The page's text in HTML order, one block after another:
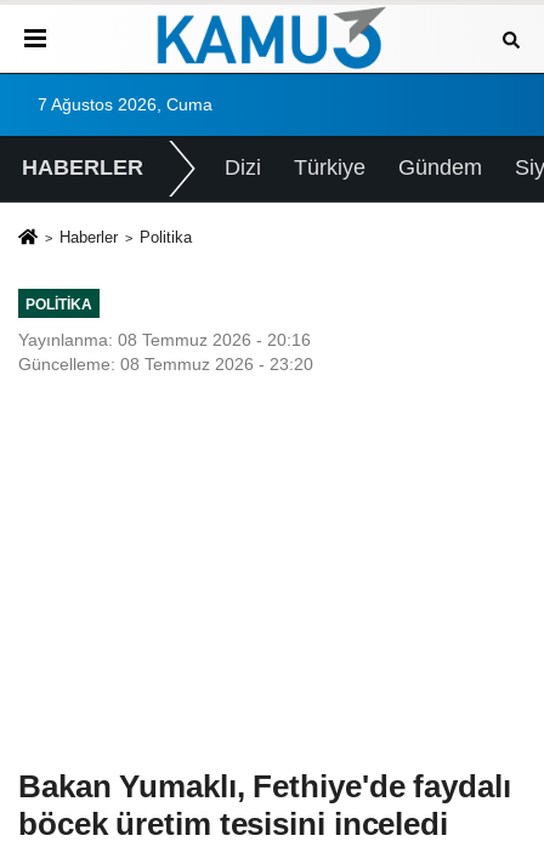
7 Ağustos 2026, Cuma
HABERLER Dizi Türkiye Gündem
Haberler Politika
POLITIKA
Yayınlanma: 08 Temmuz 2026 - 20:16
Güncelleme: 08 Temmuz 2026 - 23:20
Bakan Yumaklı, Fethiye'de faydalı
böcek üretim tesisini inceledi